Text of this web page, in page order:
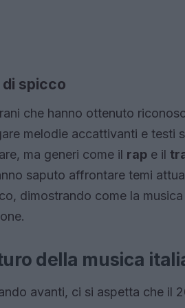
di spicco
che hanno ottenuto
melodie accattivanti e testi
ma generi come il rap e il
saputo affrontare temi
dimostrando come la
della musica
avanti, ci si aspetta che il